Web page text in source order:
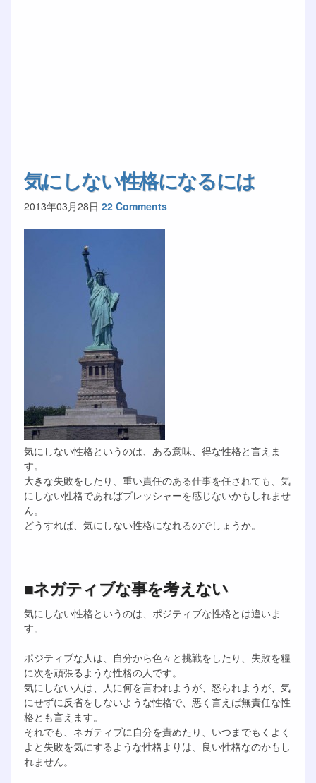
気にしない性格になるには
2013年03月28日 22 Comments
気にしない性格というのは、ある意味、得な性格と言えま
す。
大きな失敗をしたり、重い責任のある仕事を任されても、気
にしない性格であればプレッシャーを感じないかもしれませ
ん。
どうすれば、気にしない性格になれるのでしょうか。
■ネガティブな事を考えない
気にしない性格というのは、ポジティブな性格とは違いま
す。
ポジティブな人は、自分から色々と挑戦をしたり、失敗を糧
に次を頑張るような性格の人です。
気にしない人は、人に何を言われようが、怒られようが、気
にせずに反省をしないような性格で、悪く言えば無責任な性
格とも言えます。
それでも、ネガティブに自分を責めたり、いつまでもくよく
よと失敗を気にするような性格よりは、良い性格なのかもし
れません。